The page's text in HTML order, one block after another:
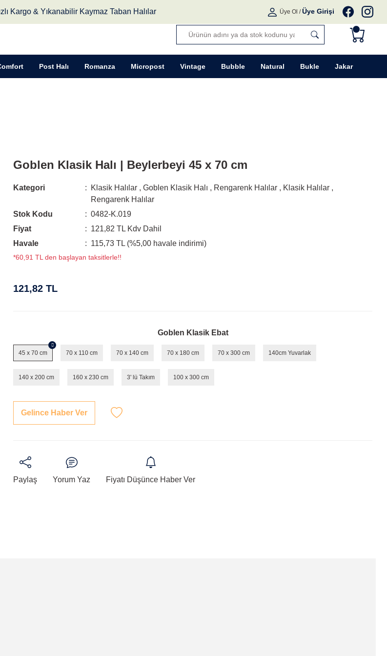
Kargo & Yıkanabilir Kaymaz Taban Halılar Üye Ol / Üye Girişi
Post Halı Romanza Micropost Vintage Bubble Natural Bukle Jakar
Goblen Klasik Halı | Beylerbeyi 45 x 70 cm
Kategori Klasik Halılar ,Goblen Klasik Halı , Rengarenk Halılar , Klasik Halılar ,
Rengarenk Halılar
Stok Kodu
0482-K.019
Fiyat
121,82 TL Kdv Dahil
Havale
115,73 TL (%5,00 havale indirimi)
*60,91 TL den başlayan taksitlerle!!
121,82 TL
Goblen Klasik Ebat
45 x 70 cm 70 x 110 cm 70 x 140 cm 70 x 180 cm 70 x 300 cm 140cm Yuvarlak
140 x 200 cm 160 x 230 cm 3' lü Takım 100 x 300 cm
Gelince Haber Ver
Paylaş Yorum Yaz Fiyatı Düşünce Haber Ver